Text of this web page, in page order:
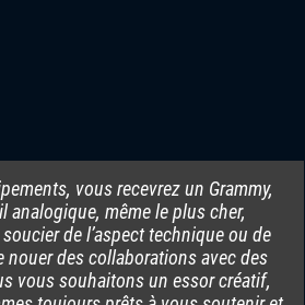
vous recevrez un Grammy,
analogique, même le plus cher,
de l’aspect technique ou de
nouer des collaborations avec des
vous souhaitons un essor créatif,